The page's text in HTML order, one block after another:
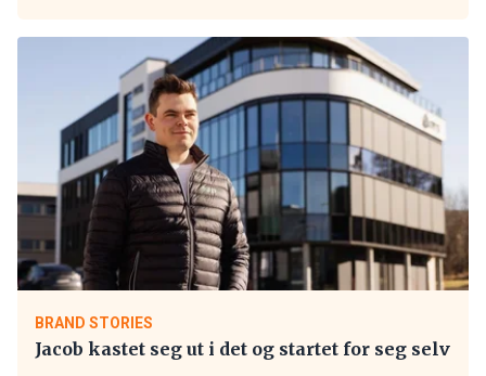
BRAND STORIES
Jacob kastet seg ut i det og startet for seg selv